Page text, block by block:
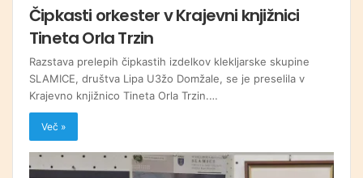
Čipkasti orkester v Krajevni knjižnici
Tineta Orla Trzin
Razstava prelepih čipkastih izdelkov klekljarske skupine
SLAMICE, društva Lipa U3žo Domžale, se je preselila v
Krajevno knjižnico Tineta Orla Trzin.…
Več »